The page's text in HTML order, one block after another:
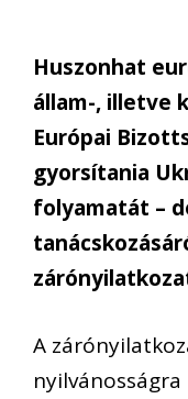
Huszonhat
állam-, illetve
Európai
gyorsítania
folyamatát –
A